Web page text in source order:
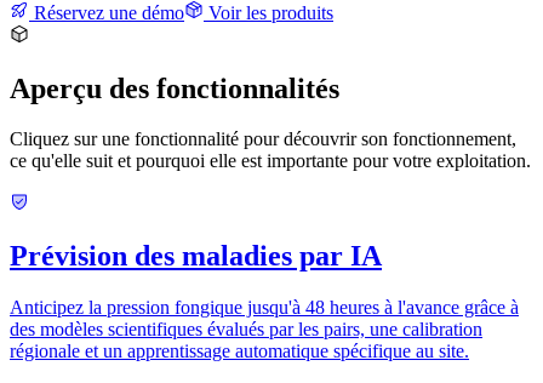
Réservez une démo Voir les produits
Aperçu des fonctionnalités
Cliquez sur une fonctionnalité pour découvrir son fonctionnement,
ce qu'elle suit et pourquoi elle est importante pour votre exploitation.
Prévision des maladies par IA
Anticipez la pression fongique jusqu'à 48 heures à l'avance grâce à
des modèles scientifiques évalués par les pairs, une calibration
régionale et un apprentissage automatique spécifique au site.